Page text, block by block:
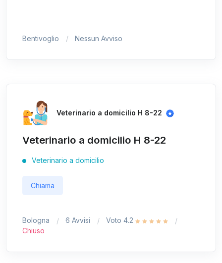
Bentivoglio Nessun Avviso
Veterinario a domicilio H 8-22
Veterinario a domicilio H 8-22
Veterinario a domicilio
Chiama
Bologna 6 Avvisi
Voto 4.2
Chiuso